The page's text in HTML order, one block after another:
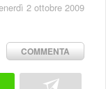
2 ottobre 2009
COMMENTA